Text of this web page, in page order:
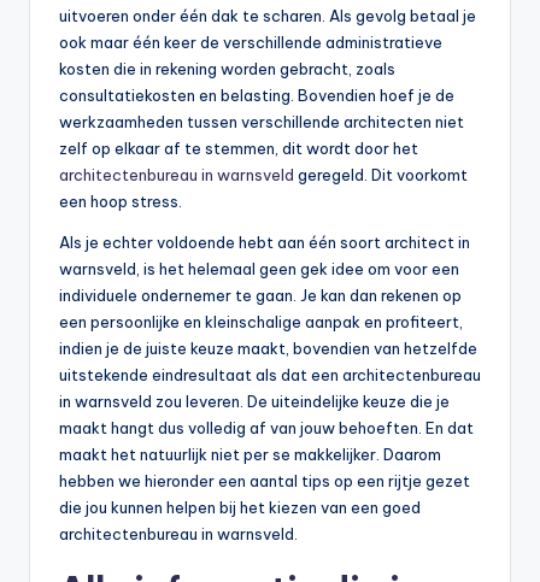
uitvoeren onder één dak te scharen. Als gevolg betaal je
ook maar één keer de verschillende administratieve
kosten die in rekening worden gebracht, zoals
consultatiekosten en belasting. Bovendien hoef je de
werkzaamheden tussen verschillende architecten niet
zelf op elkaar af te stemmen, dit wordt door het
architectenbureau in warnsveld geregeld. Dit voorkomt
een hoop stress.
Als je echter voldoende hebt aan één soort architect in
warnsveld, is het helemaal geen gek idee om voor een
individuele ondernemer te gaan. Je kan dan rekenen op
een persoonlijke en kleinschalige aanpak en profiteert,
indien je de juiste keuze maakt, bovendien van hetzelfde
uitstekende eindresultaat als dat een architectenbureau
in warnsveld zou leveren. De uiteindelijke keuze die je
maakt hangt dus volledig af van jouw behoeften. En dat
maakt het natuurlijk niet per se makkelijker. Daarom
hebben we hieronder een aantal tips op een rijtje gezet
die jou kunnen helpen bij het kiezen van een goed
architectenbureau in warnsveld.